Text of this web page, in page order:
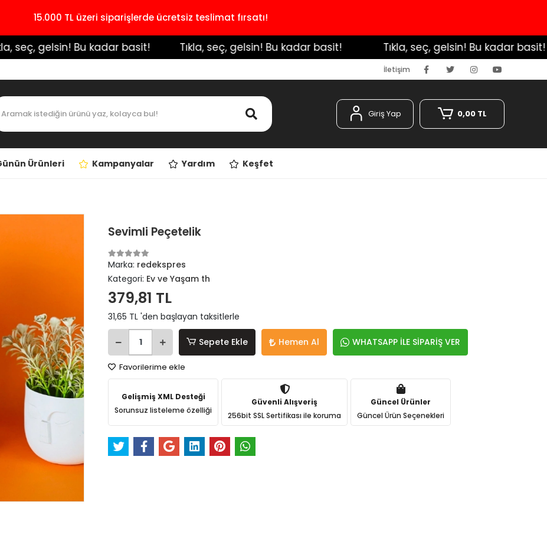
15.000 TL üzeri siparişlerde ücretsiz teslimat fırsatı!
seç, gelsin! Bu kadar basit! ️ Tıkla, seç, gelsin! Bu kadar basit! ️ Tıkla, seç, gelsin! Bu kadar basit!
İletişim
Giriş Yap 0,00 TL
Ürünleri Kampanyalar Yardım Keşfet
Sevimli Peçetelik
Marka: redekspres
Kategori: Ev ve Yaşam th
379,81 TL
31,65 TL 'den başlayan taksitlerle
Sepete Ekle Hemen Al WHATSAPP İLE SİPARİŞ VER
Favorilerime ekle
Gelişmiş XML Desteği
Sorunsuz listeleme özelliği
Güvenli Alışveriş
256bit SSL Sertifikası ile koruma
Güncel Ürünler
Güncel Ürün Seçenekleri